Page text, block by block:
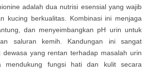
adalah dua nutrisi esensial yang wajib
kucing berkualitas. Kombinasi ini menjaga
dan menyeimbangkan pH urin untuk
saluran kemih. Kandungan ini sangat
dewasa yang rentan terhadap masalah urin
mendukung fungsi hati dan kulit secara